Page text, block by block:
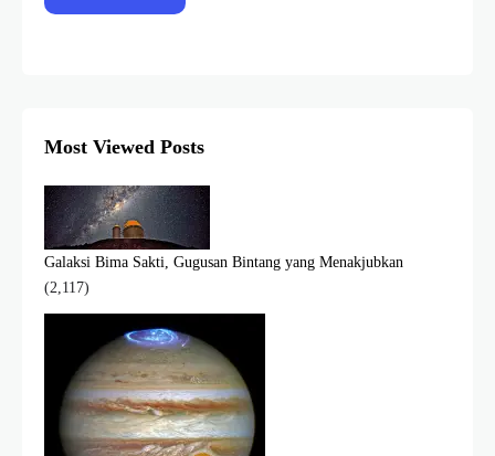
Most Viewed Posts
Galaksi Bima Sakti, Gugusan Bintang yang Menakjubkan
(2,117)